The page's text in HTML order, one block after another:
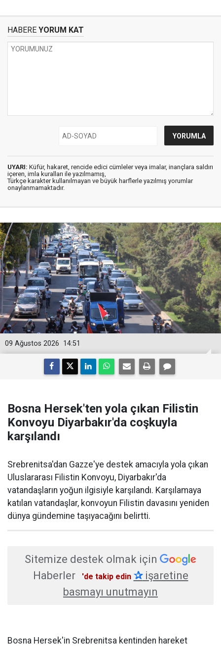
HABERE YORUM KAT
UYARI: Küfür, hakaret, rencide edici cümleler veya imalar, inançlara saldırı
içeren, imla kuralları ile yazılmamış,
Türkçe karakter kullanılmayan ve büyük harflerle yazılmış yorumlar
onaylanmamaktadır.
14:51
09 Ağustos 2026
Bosna Hersek'ten yola çıkan Filistin
Konvoyu Diyarbakır'da coşkuyla
karşılandı
Srebrenitsa'dan Gazze'ye destek amacıyla yola çıkan
Uluslararası Filistin Konvoyu, Diyarbakır'da
vatandaşların yoğun ilgisiyle karşılandı. Karşılamaya
katılan vatandaşlar, konvoyun Filistin davasını yeniden
dünya gündemine taşıyacağını belirtti.
Sitemize destek olmak için
Haberler
'de takip edin ✰işaretine
basmayı unutmayın
Bosna Hersek'in Srebrenitsa kentinden hareket